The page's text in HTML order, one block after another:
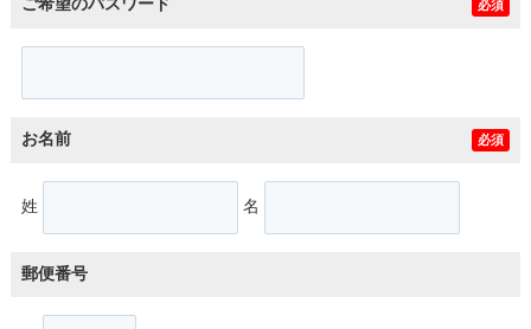
必須
お名前 必須
姓 名
郵便番号